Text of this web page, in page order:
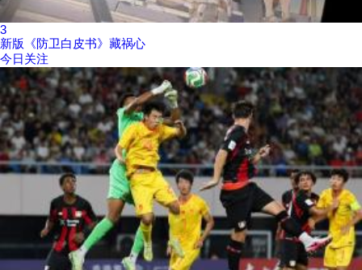
3
新版《防卫白皮书》藏祸心
今日关注